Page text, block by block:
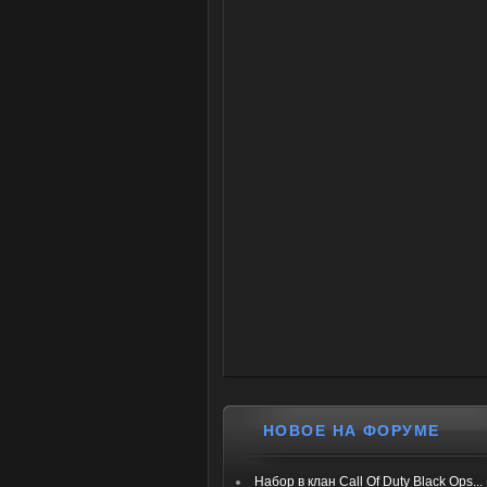
НОВОЕ НА ФОРУМЕ
Набор в клан Call Of Duty Black Ops...